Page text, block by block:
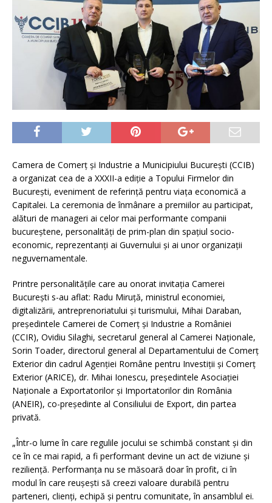
Camera de Comerţ şi Industrie a Municipiului Bucureşti (CCIB)
a organizat cea de a XXXII-a ediție a Topului Firmelor din
Bucureşti, eveniment de referinţă pentru viaţa economică a
Capitalei. La ceremonia de înmânare a premiilor au participat,
alături de manageri ai celor mai performante companii
bucureştene, personalităţi de prim-plan din spaţiul socio-
economic, reprezentanți ai Guvernului şi ai unor organizaţii
neguvernamentale.
Printre personalităţile care au onorat invitaţia Camerei
București s-au aflat: Radu Miruță, ministrul economiei,
digitalizării, antreprenoriatului și turismului, Mihai Daraban,
președintele Camerei de Comerț și Industrie a României
(CCIR), Ovidiu Silaghi, secretarul general al Camerei Naționale,
Sorin Toader, directorul general al Departamentului de Comerț
Exterior din cadrul Agenției Române pentru Investiții și Comerț
Exterior (ARICE), dr. Mihai Ionescu, președintele Asociației
Naționale a Exportatorilor și Importatorilor din România
(ANEIR), co-președinte al Consiliului de Export, din partea
privată.
„Într-o lume în care regulile jocului se schimbă constant și din
ce în ce mai rapid, a fi performant devine un act de viziune și
reziliență. Performanța nu se măsoară doar în profit, ci în
modul în care reușești să creezi valoare durabilă pentru
parteneri, clienți, echipă și pentru comunitate, în ansamblul ei.